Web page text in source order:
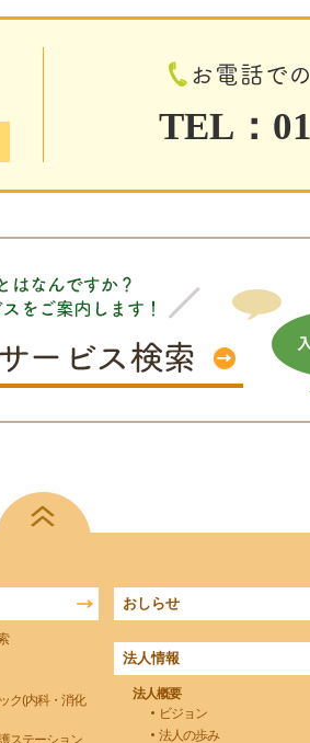
お電話で
TEL：
ク(内科・消化
ステーション
おしらせ
法人情報
法人概要
ビジョン
法人の歩み